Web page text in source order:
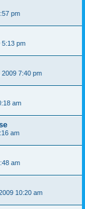
pm
5:13 pm
7:40 pm
am
am
am
10:20 am